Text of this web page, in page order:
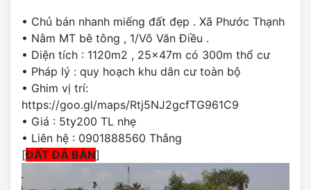
• Chủ bán nhanh miếng đất đẹp . Xã Phước Thạnh
• Nằm MT bê tông , 1/Võ Văn Điều .
• Diện tích : 1120m2 , 25x47m có 300m thổ cư
• Pháp lý : quy hoạch khu dân cư toàn bộ
• Ghim vị trí:
https://goo.gl/maps/Rtj5NJ2gcfTG961C9
• Giá : 5ty200 TL nhẹ
• Liên hệ : 0901888560 Thắng
[ĐẤT ĐÃ BÁN]